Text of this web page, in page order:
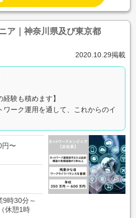
ア｜神奈川県及び東京都
2020.10.29掲載
経験も積めます】
ワーク運用を通して、これからのイ
〜
9時30分～
休憩1時